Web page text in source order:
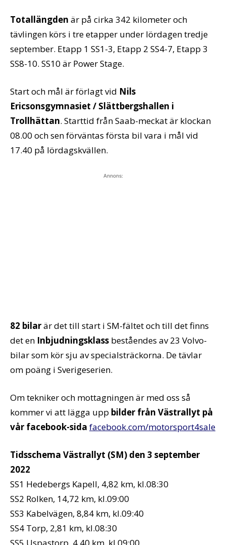
Totallängden är på cirka 342 kilometer och
tävlingen körs i tre etapper under lördagen tredje
september. Etapp 1 SS1-3, Etapp 2 SS4-7, Etapp 3
SS8-10. SS10 är Power Stage.
Start och mål är förlagt vid Nils
Ericsonsgymnasiet / Slättbergshallen i
Trollhättan. Starttid från Saab-meckat är klockan
08.00 och sen förväntas första bil vara i mål vid
17.40 på lördagskvällen.
Annons:
82 bilarär det till start i SM-fältet och till det finns
det en Inbjudningsklass beståendes av 23 Volvo-
bilar som kör sju av specialsträckorna. De tävlar
om poäng i Sverigeserien.
Om tekniker och mottagningen är med oss så
kommer vi att lägga upp bilder från Västrallyt på
vår facebook-sida facebook.com/motorsport4sale
Tidsschema Västrallyt (SM) den 3 september
2022
SS1 Hedebergs Kapell, 4,82 km, kl.08:30
SS2 Rolken, 14,72 km, kl.09:00
SS3 Kabelvägen, 8,84 km, kl.09:40
SS4 Torp, 2,81 km, kl.08:30
SS5 Uspastorp, 4,40 km, kl.09:00